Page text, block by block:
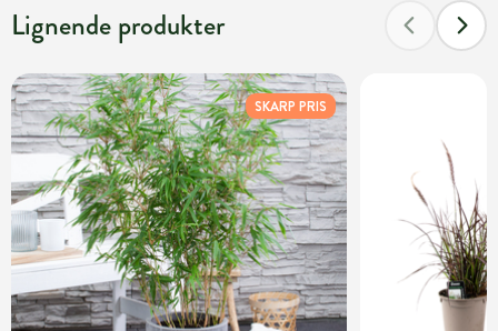
Lignende produkter
SKARP PRIS